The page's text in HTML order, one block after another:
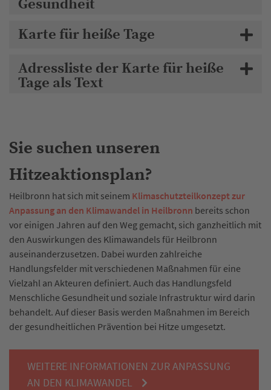
Gesundheit
Karte für heiße Tage
Adressliste der Karte für heiße
Tage als Text
Sie suchen unseren
Hitzeaktionsplan?
Heilbronn hat sich mit seinem Klimaschutzteilkonzept zur
Anpassung an den Klimawandel in Heilbronn bereits schon
vor einigen Jahren auf den Weg gemacht, sich ganzheitlich mit
den Auswirkungen des Klimawandels für Heilbronn
auseinanderzusetzen. Dabei wurden zahlreiche
Handlungsfelder mit verschiedenen Maßnahmen für eine
Vielzahl an Akteuren definiert. Auch das Handlungsfeld
Menschliche Gesundheit und soziale Infrastruktur wird darin
behandelt. Auf dieser Basis werden Maßnahmen im Bereich
der gesundheitlichen Prävention bei Hitze umgesetzt.
WEITERE INFORMATIONEN ZUR ANPASSUNG
AN DEN KLIMAWANDEL